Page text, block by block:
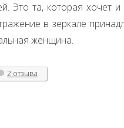
Это та, которая хочет
в зеркале
женщина.
2 отзыва